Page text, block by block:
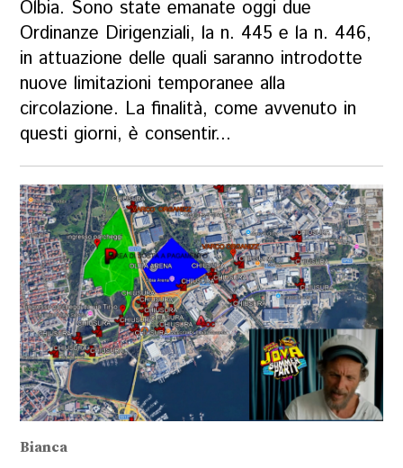
Olbia. Sono state emanate oggi due
Ordinanze Dirigenziali, la n. 445 e la n. 446,
in attuazione delle quali saranno introdotte
nuove limitazioni temporanee alla
circolazione. La finalità, come avvenuto in
questi giorni, è consentir...
Bianca